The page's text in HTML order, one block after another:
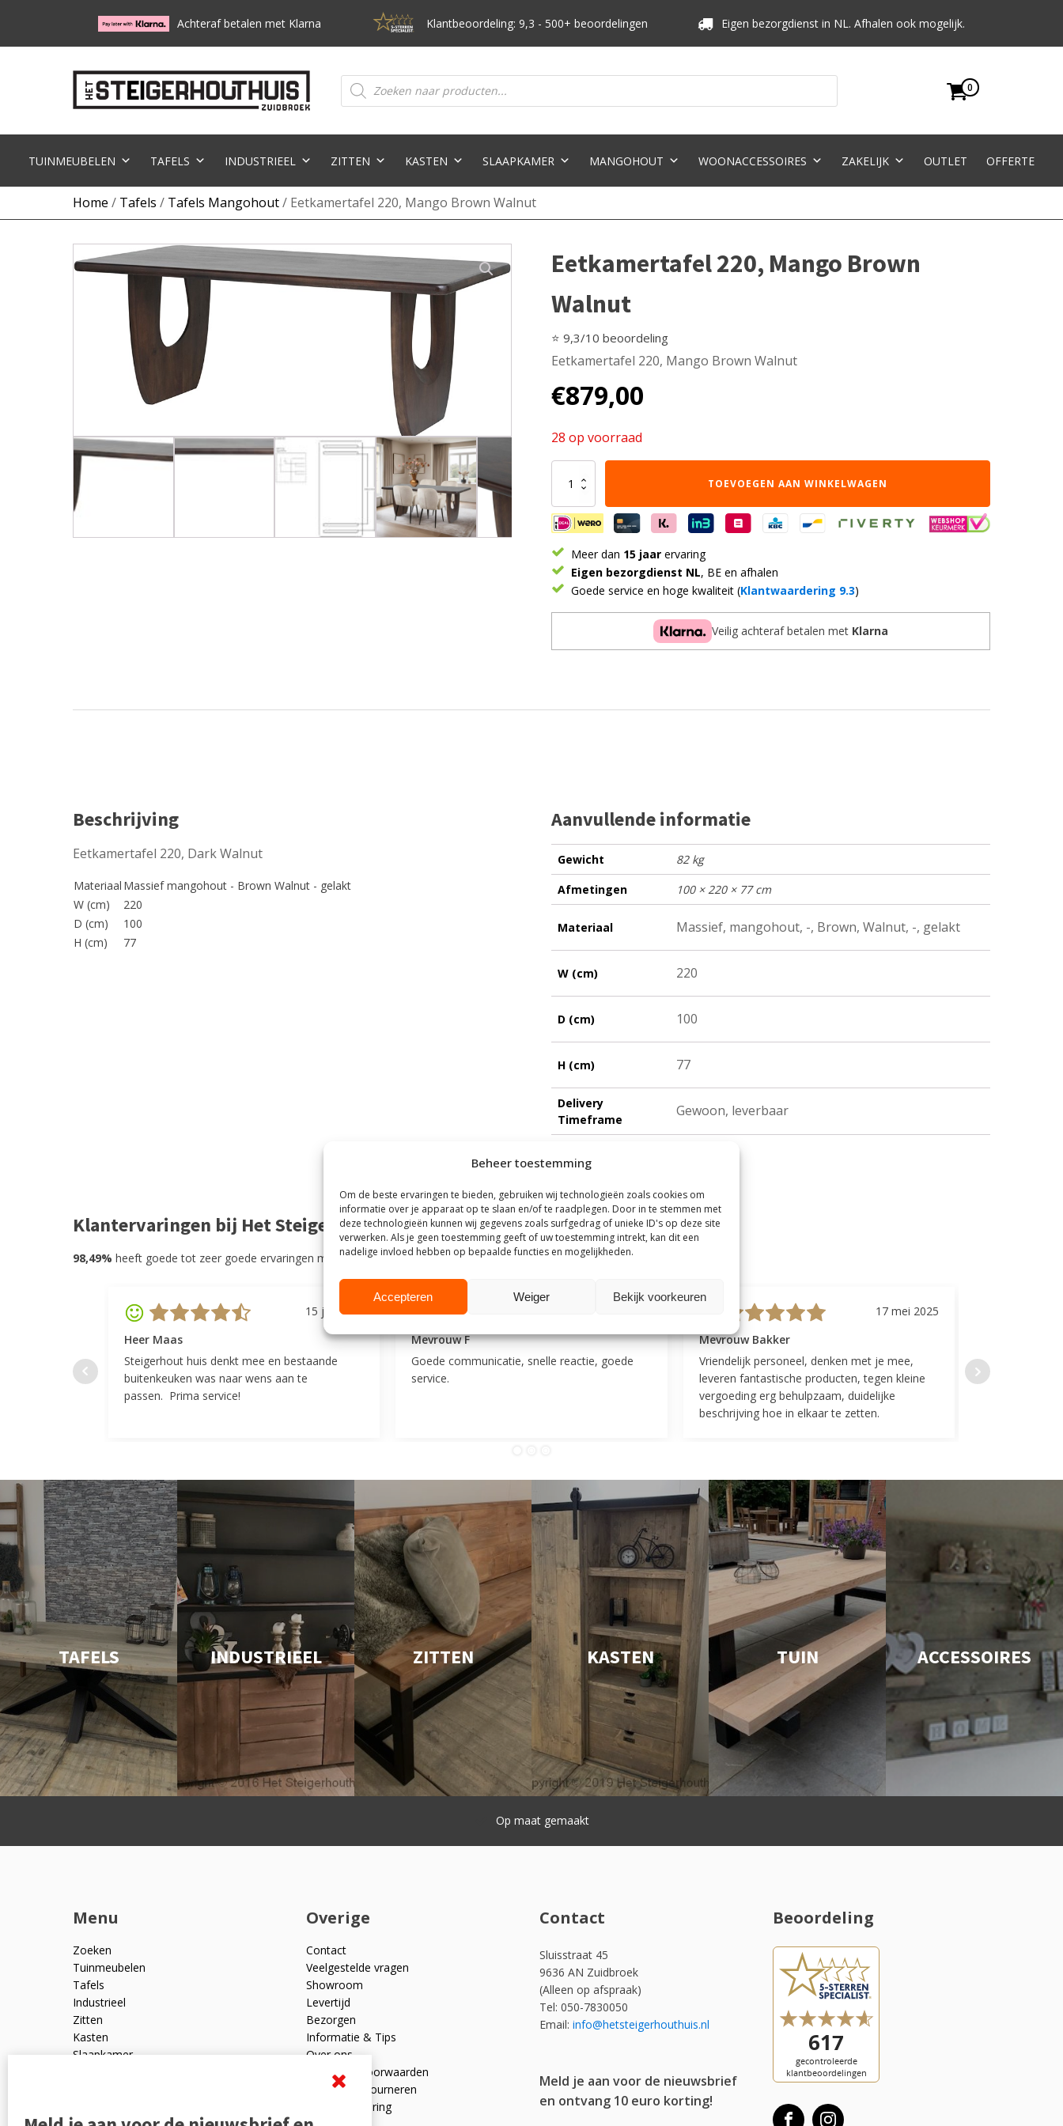
Beheer toestemming
Om de beste ervaringen te bieden, gebruiken wij technologieën zoals cookies om
informatie over je apparaat op te slaan en/of te raadplegen. Door in te stemmen met
deze technologieën kunnen wij gegevens zoals surfgedrag of unieke ID's op deze site
verwerken. Als je geen toestemming geeft of uw toestemming intrekt, kan dit een
nadelige invloed hebben op bepaalde functies en mogelijkheden.
Accepteren Weiger Bekijk voorkeuren
Achteraf betalen met Klarna Klantbeoordeling: 9,3 - 500+ beoordelingen Eigen bezorgdienst in NL. Afhalen ook mogelijk.
Producten
zoeken
0
TUINMEUBELEN TAFELS INDUSTRIEEL ZITTEN KASTEN SLAAPKAMER MANGOHOUT WOONACCESSOIRES ZAKELIJK OUTLET OFFERTE
Home / Tafels / Tafels Mangohout/ Eetkamertafel 220, Mango Brown Walnut
Eetkamertafel 220, Mango Brown
Walnut
⭐ 9,3/10 beoordeling
Eetkamertafel 220, Mango Brown Walnut
€879,00
28 op voorraad
Mango
Brown
Walnut
aantal
TOEVOEGEN AAN WINKELWAGEN
Meer dan 15 jaar ervaring
Eigen bezorgdienst NL, BE en afhalen
Goede service en hoge kwaliteit (Klantwaardering 9.3)
Veilig achteraf betalen met Klarna
Beschrijving
Eetkamertafel 220, Dark Walnut
Materiaal Massief mangohout - Brown Walnut - gelakt
W (cm)
220
D (cm)
100
H (cm)
77
Aanvullende informatie
Gewicht
82 kg
Afmetingen
100 × 220 × 77 cm
Materiaal Massief, mangohout, -, Brown, Walnut, -, gelakt
W (cm) 220
D (cm) 100
H (cm) 77
Delivery
Timeframe
Gewoon, leverbaar
Klantervaringen bij Het Steigerhouthuis
98,49% heeft goede tot zeer goede ervaringen met Het Steigerhouthuis op basis van meer dan 500 beoordelingen
15 juli 2025
Heer Maas
Steigerhout huis denkt mee en bestaande
buitenkeuken was naar wens aan te
passen. Prima service!
Mevrouw F
Goede communicatie, snelle reactie, goede
service.
17 mei 2025
Mevrouw Bakker
Vriendelijk personeel, denken met je mee,
leveren fantastische producten, tegen kleine
vergoeding erg behulpzaam, duidelijke
beschrijving hoe in elkaar te zetten.
Top geregeld!
indelingen die
TAFELS INDUSTRIEEL ZITTEN KASTEN TUIN ACCESSOIRES
Snelle levering
Menu
Zoeken
Tuinmeubelen
Tafels
Industrieel
Zitten
Kasten
Slaapkamer
Overige
Contact
Veelgestelde vragen
Showroom
Levertijd
Bezorgen
Informatie & Tips
Over ons
Algemene voorwaarden
Ruilen en retourneren
Privacyverklaring
Contact
Sluisstraat 45
9636 AN Zuidbroek
(Alleen op afspraak)
Tel: 050-7830050
Email: info@hetsteigerhouthuis.nl
Meld je aan voor de nieuwsbrief
en ontvang 10 euro korting!
Beoordeling